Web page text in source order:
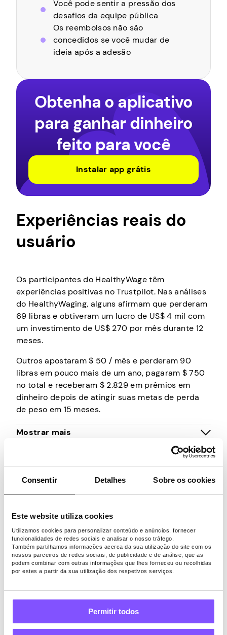
Consentir Detalhes Sobre os cookies
Este website utiliza cookies
Utilizamos cookies para personalizar conteúdo e anúncios, fornecer
funcionalidades de redes sociais e analisar o nosso tráfego.
Também partilhamos informações acerca da sua utilização do site com os
nossos parceiros de redes sociais, de publicidade e de análise, que as
podem combinar com outras informações que lhes forneceu ou recolhidas
por estes a partir da sua utilização dos respetivos serviços.
Permitir todos
Você pode sentir a pressão dos
desafios da equipe pública
Os reembolsos não são
concedidos se você mudar de
ideia após a adesão
Obtenha o aplicativo
para ganhar dinheiro
feito para você
Instalar app grátis
Experiências reais do
usuário
Os participantes do HealthyWage têm
experiências positivas no Trustpilot. Nas análises
do HealthyWaging, alguns afirmam que perderam
69 libras e obtiveram um lucro de US$ 4 mil com
um investimento de US$ 270 por mês durante 12
meses.
Outros apostaram $ 50 / mês e perderam 90
libras em pouco mais de um ano, pagaram $ 750
no total e receberam $ 2.829 em prêmios em
dinheiro depois de atingir suas metas de perda
de peso em 15 meses.
De um modo geral, com base nas avaliações do
avaliações negativas são mais sobre o processo
ou casos extremos, suas comissões ou
reclamações por não querer seguir as regras.
Mostrar mais
Alternativas ao
HealthyWage
Existem algumas outras plataformas, como o
HealthyWage, que oferecem incentivos financeiros